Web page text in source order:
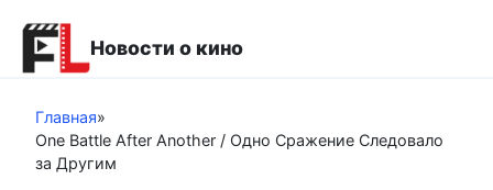
контенту
Новости о кино
Главная»
One Battle After Another / Одно Сражение Следовало
за Другим